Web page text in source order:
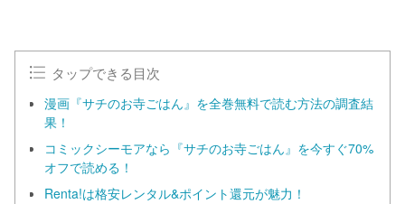
タップできる目次
漫画『サチのお寺ごはん』を全巻無料で読む方法の調査結
果！
コミックシーモアなら『サチのお寺ごはん』を今すぐ70%
オフで読める！
Renta!は格安レンタル&ポイント還元が魅力！